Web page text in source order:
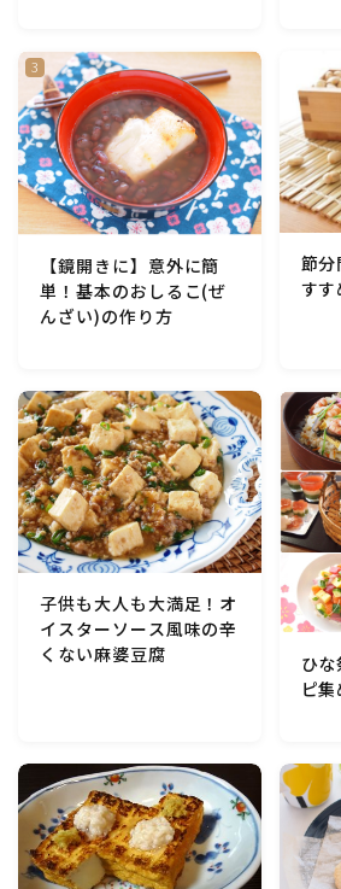
もやし・豆苗・たけのこ・せり・ふき
洋菓子 (焼き菓子)
洋菓子 (冷菓)
洋菓子 (その他)
マクロビスイーツ・自然派おやつ
パン・パンケーキ・スコーン・食事パ
粉もの
麺料理(パスタ・うどん・そうめん・春
豆腐・厚揚げ・油揚げ・納豆・豆類
缶詰料理(ツナ・サバ・いわし・ホタ
等)
【鏡開きに】意外に簡
単！基本のおしるこ(ぜ
んざい)の作り方
節
すす
子供も大人も大満足！オ
イスターソース風味の辛
くない麻婆豆腐
ひ
ピ